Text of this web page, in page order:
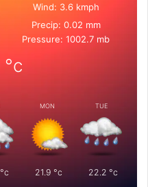
Wind: 3.6 kmph
Precip: 0.02 mm
Pressure: 1002.7 mb
°c
°c
MON
21.9 °c
TUE
22.2 °c